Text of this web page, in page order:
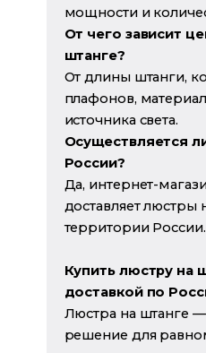
мощности и
От чего зависит
штанге?
От длины штанги,
плафонов,
источника света.
Осуществляется
России?
Да, интернет-
доставляет люстры
территории России.
Купить люстру на
доставкой по
Люстра на штанге
решение для